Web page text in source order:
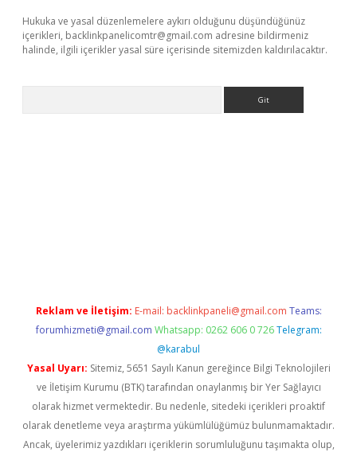
Hukuka ve yasal düzenlemelere aykırı olduğunu düşündüğünüz
içerikleri, backlinkpanelicomtr@gmail.com adresine bildirmeniz
halinde, ilgili içerikler yasal süre içerisinde sitemizden kaldırılacaktır.
Reklam ve İletişim: E-mail: backlinkpaneli@gmail.com Teams:
forumhizmeti@gmail.com Whatsapp: 0262 606 0 726 Telegram:
@karabul
Yasal Uyarı: Sitemiz, 5651 Sayılı Kanun gereğince Bilgi Teknolojileri
ve İletişim Kurumu (BTK) tarafından onaylanmış bir Yer Sağlayıcı
olarak hizmet vermektedir. Bu nedenle, sitedeki içerikleri proaktif
olarak denetleme veya araştırma yükümlülüğümüz bulunmamaktadır.
Ancak, üyelerimiz yazdıkları içeriklerin sorumluluğunu taşımakta olup,